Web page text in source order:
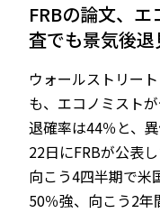
FRBの論文、
査でも景気後
ウォールストリー
も、エコノミスト
退確率は44％と、
22日にFRBが公表
向こう4四半期で米
50％強、向こう2